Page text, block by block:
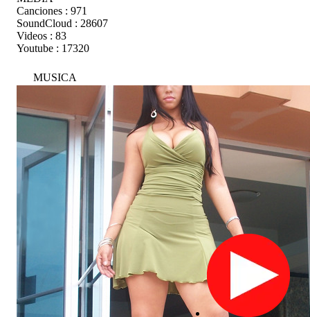
Canciones : 971
SoundCloud : 28607
Videos : 83
Youtube : 17320
MUSICA